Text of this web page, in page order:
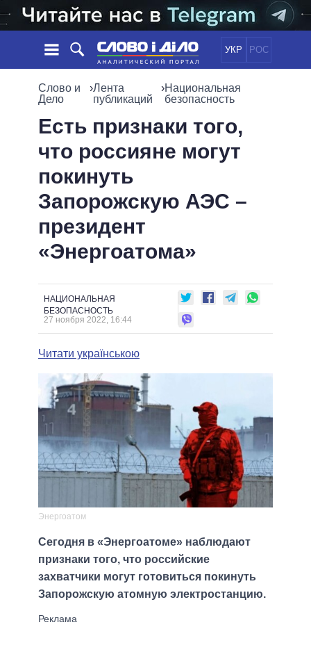
УКР РОС
НОВОСТИ
СТАТЬИ
МНЕНИЯ
ОБЗОРЫ
ДАЙДЖЕСТЫ
ОБЩЕСТВО
ПОЛИТИКИ
ВСЕ ПОЛИТИКИ
ПРЕЗИДЕНТ И ОФИС
ВЕРХОВНАЯ РАДА
КАБИНЕТ МИНИСТРОВ
ГЛАВЫ ОБЛАДМИНИСТРАЦИЙ
МЭРЫ
ВСЕ ПЕРСОНЫ
ИНФОГРАФИКА
ВИДЕО
Слово и
Дело
›Лента
публикаций
›Национальная
безопасность
Есть признаки того,
что россияне могут
покинуть
Запорожскую АЭС –
президент
«Энергоатома»
НАЦИОНАЛЬНАЯ
БЕЗОПАСНОСТЬ
27 ноября 2022, 16:44
Читати українською
Энергоатом
Сегодня в «Энергоатоме» наблюдают
признаки того, что российские
захватчики могут готовиться покинуть
Запорожскую атомную электростанцию.